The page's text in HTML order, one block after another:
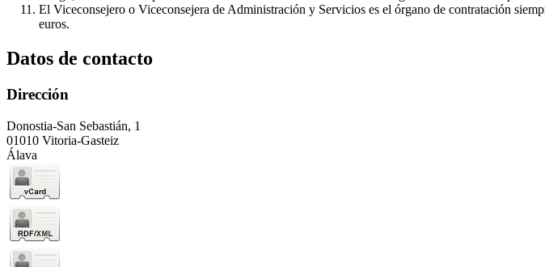
El Viceconsejero o Viceconsejera de Administración y Servicios es el órgano de contratación
euros.
Datos de contacto
Dirección
Donostia-San Sebastián, 1
01010 Vitoria-Gasteiz
Álava